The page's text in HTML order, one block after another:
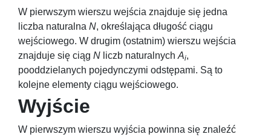
W pierwszym wierszu wejścia znajduje się jedna
liczba naturalna N, określająca długość ciągu
wejściowego. W drugim (ostatnim) wierszu wejścia
znajduje się ciąg N liczb naturalnych Ai,
pooddzielanych pojedynczymi odstępami. Są to
kolejne elementy ciągu wejściowego.
Wyjście
W pierwszym wierszu wyjścia powinna się znaleźć